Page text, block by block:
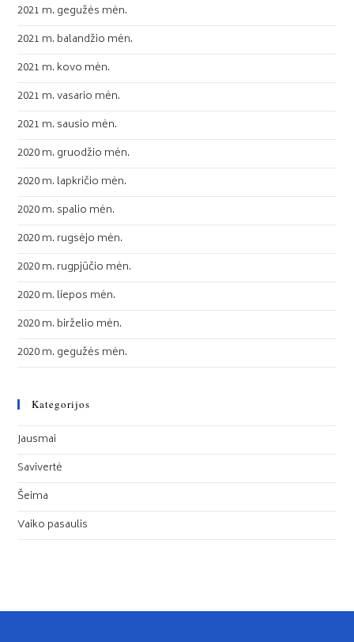
2021 m. gegužės mėn.
2021 m. balandžio mėn.
2021 m. kovo mėn.
2021 m. vasario mėn.
2021 m. sausio mėn.
2020 m. gruodžio mėn.
2020 m. lapkričio mėn.
2020 m. spalio mėn.
2020 m. rugsėjo mėn.
2020 m. rugpjūčio mėn.
2020 m. liepos mėn.
2020 m. birželio mėn.
2020 m. gegužės mėn.
Kategorijos
Jausmai
Savivertė
Šeima
Vaiko pasaulis